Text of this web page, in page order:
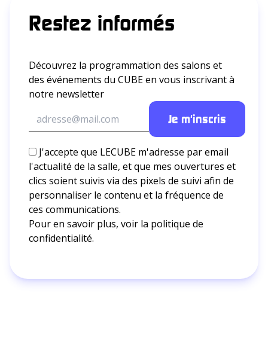
Restez informés
Découvrez la programmation des salons et
des événements du CUBE en vous inscrivant à
notre newsletter
J'accepte que LECUBE m'adresse par email
l'actualité de la salle, et que mes ouvertures et
clics soient suivis via des pixels de suivi afin de
personnaliser le contenu et la fréquence de
ces communications.
Pour en savoir plus, voir la politique de
confidentialité.